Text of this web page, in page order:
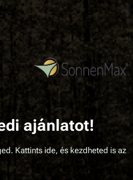
ajánlatot!
Kattints ide, és kezdheted is az